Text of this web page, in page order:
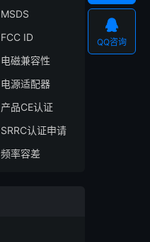
MSDS
FCC ID
电磁兼容性
电源适配器
产品CE认证
SRRC认证申请
频率容差

QQ咨询